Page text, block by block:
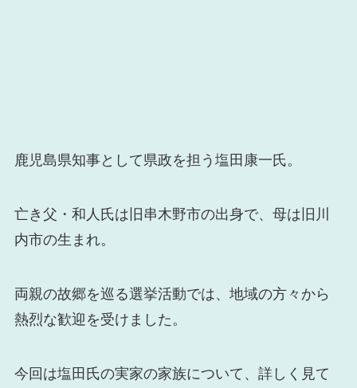
鹿児島県知事として県政を担う塩田康一氏。
亡き父・和人氏は旧串木野市の出身で、母は旧川
内市の生まれ。
両親の故郷を巡る選挙活動では、地域の方々から
熱烈な歓迎を受けました。
今回は塩田氏の実家の家族について、詳しく見て